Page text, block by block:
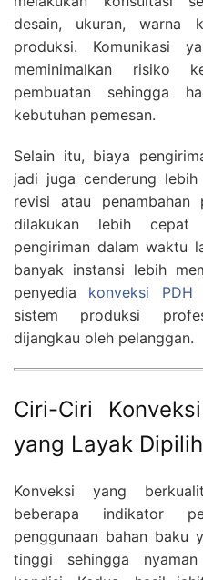
desain, ukuran, warna
produksi. Komunikasi
meminimalkan risiko
pembuatan sehingga
kebutuhan pemesan.
Selain itu, biaya
jadi juga cenderung
revisi atau penambahan
dilakukan lebih cepat
pengiriman dalam waktu
banyak instansi lebih
penyedia konveksi PDH
sistem produksi
dijangkau oleh pelanggan.
Ciri-Ciri
yang Layak Dipilih
Konveksi yang
beberapa indikator
penggunaan bahan baku
tinggi sehingga